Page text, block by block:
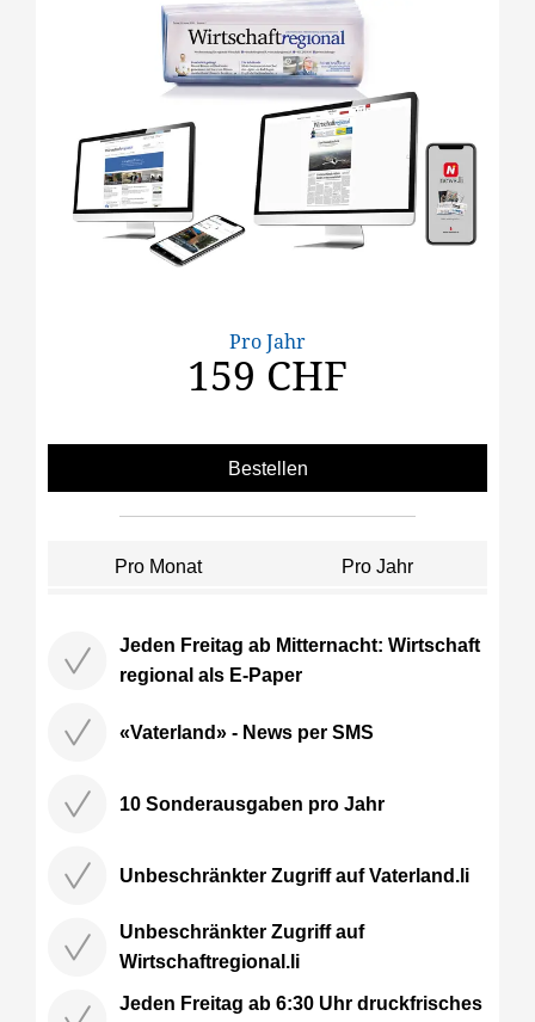
Pro Jahr
159 CHF
Bestellen
Pro Monat Pro Jahr
Jeden Freitag ab Mitternacht: Wirtschaft
regional als E-Paper
«Vaterland» - News per SMS
10 Sonderausgaben pro Jahr
Unbeschränkter Zugriff auf Vaterland.li
Unbeschränkter Zugriff auf
Wirtschaftregional.li
Jeden Freitag ab 6:30 Uhr druckfrisches